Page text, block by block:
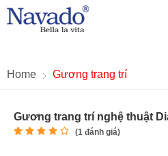
Home Gương trang trí
Gương trang trí nghệ thuật
(1 đánh giá)